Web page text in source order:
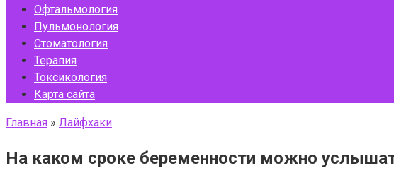
Офтальмология
Пульмонология
Стоматология
Терапия
Токсикология
Карта сайта
Главная » Лайфхаки
На каком сроке беременности можно